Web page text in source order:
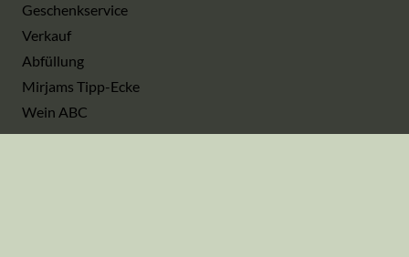
Geschenkservice
Verkauf
Abfüllung
Mirjams Tipp-Ecke
Wein ABC